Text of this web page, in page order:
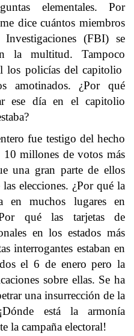
elementales. Por
dice cuántos miembros
(FBI) se
la multitud. Tampoco
los policías del capitolio
amotinados. ¿Por qué
ese día en el capitolio
fue testigo del hecho
millones de votos más
una gran parte de ellos
elecciones. ¿Por qué la
en muchos lugares en
qué las tarjetas de
en los estados más
interrogantes estaban en
el 6 de enero pero la
sobre ellas. Se ha
una insurrección de la
está la armonía
la campaña electoral!